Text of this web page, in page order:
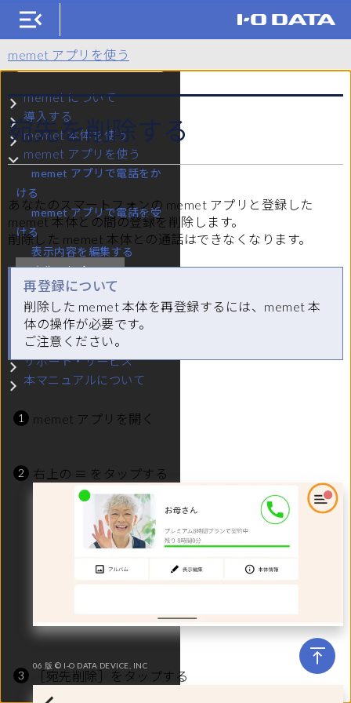
memet アプリを使う
宛先を削除する
あなたのスマートフォンの memet アプリと登録した
memet 本体との間の登録を削除します。
削除した memet 本体との通話はできなくなります。
再登録について
削除した memet 本体を再登録するには、memet 本
体の操作が必要です。
ご注意ください。
memet アプリを開く
右上の ≡ をタップする
［宛先削除］をタップする
KM-ST01（memet）
検索
サブメニュー memet について
memet について
サブメニュー 導入する
導入する
サブメニュー memet 本体を使う
memet 本体を使う
サブメニュー memet アプリを使う
memet アプリを使う
memet アプリで電話をか
ける
memet アプリで電話を受
ける
表示内容を編集する
宛先を削除する
写真を送る（デジタルフォ
トフレーム機能）
サブメニュー 契約関係
契約関係
サブメニュー サポート・サービス
サポート・サービス
サブメニュー 本マニュアルについて
本マニュアルについて
06 版 © I-O DATA DEVICE, INC